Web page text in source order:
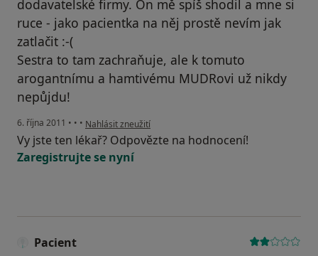
dodavatelské firmy. On mě spíš shodil a mne si
ruce - jako pacientka na něj prostě nevím jak
zatlačit :-(
Sestra to tam zachraňuje, ale k tomuto
arogantnímu a hamtivému MUDRovi už nikdy
nepůjdu!
6. října 2011 • • • podle názoru uživatele Váš účet byl odstraněn
Nahlásit zneužití
Vy jste ten lékař? Odpovězte na hodnocení!
Zaregistrujte se nyní
Pacient